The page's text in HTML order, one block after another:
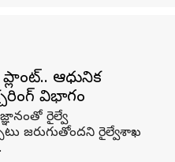
ఆధునిక
విభాగం
రైల్వే
జరుగుతోందని రైల్వేశాఖ